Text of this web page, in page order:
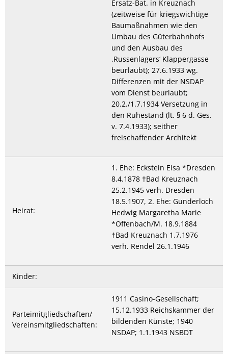
Ersatz-Bat. in Kreuznach
(zeitweise für kriegswichtige
Baumaßnahmen wie den
Umbau des Güterbahnhofs
und den Ausbau des
,Russenlagers‘ Klappergasse
beurlaubt); 27.6.1933 wg.
Differenzen mit der NSDAP
vom Dienst beurlaubt;
20.2./1.7.1934 Versetzung in
den Ruhestand (lt. § 6 d. Ges.
v. 7.4.1933); seither
freischaffender Architekt
Heirat:
1. Ehe: Eckstein Elsa *Dresden
8.4.1878 †Bad Kreuznach
25.2.1945 verh. Dresden
18.5.1907, 2. Ehe: Gunderloch
Hedwig Margaretha Marie
*Offenbach/M. 18.9.1884
†Bad Kreuznach 1.7.1976
verh. Rendel 26.1.1946
Kinder:
Parteimitgliedschaften/
Vereinsmitgliedschaften:
1911 Casino-Gesellschaft;
15.12.1933 Reichskammer der
bildenden Künste; 1940
NSDAP; 1.1.1943 NSBDT